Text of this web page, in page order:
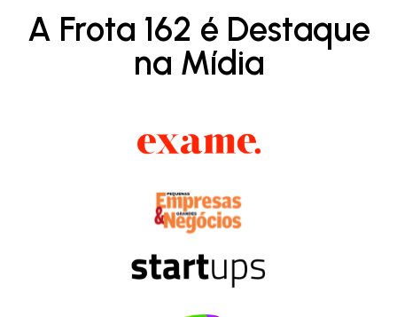
A Frota 162 é Destaque
na Mídia